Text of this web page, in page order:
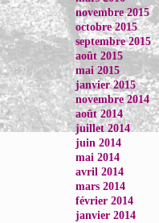
novembre 2015
octobre 2015
septembre 2015
août 2015
mai 2015
janvier 2015
novembre 2014
août 2014
juillet 2014
juin 2014
mai 2014
avril 2014
mars 2014
février 2014
janvier 2014